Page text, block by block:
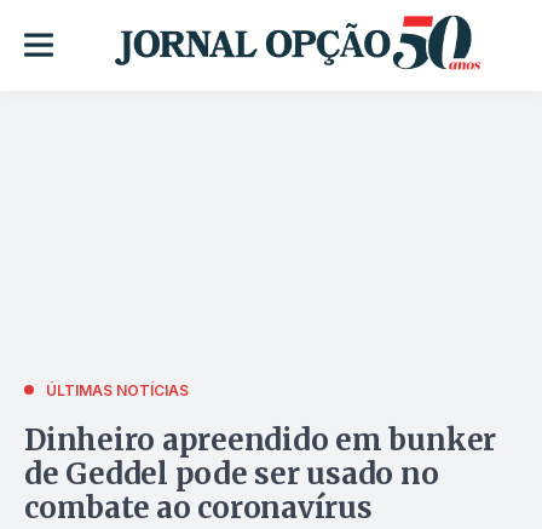
ÚLTIMAS NOTÍCIAS
Dinheiro apreendido em bunker
de Geddel pode ser usado no
combate ao coronavírus